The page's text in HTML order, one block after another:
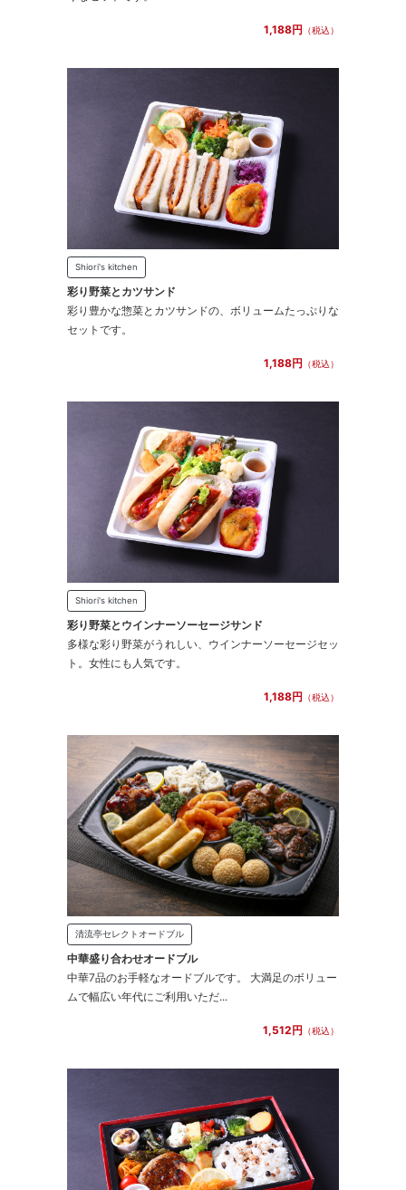
1,188円 （税込）
Shiori's kitchen
彩り野菜とカツサンド
彩り豊かな惣菜とカツサンドの、ボリュームたっぷりな
セットです。
1,188円 （税込）
Shiori's kitchen
彩り野菜とウインナーソーセージサンド
多様な彩り野菜がうれしい、ウインナーソーセージセッ
ト。女性にも人気です。
1,188円 （税込）
清流亭セレクトオードブル
中華盛り合わせオードブル
中華7品のお手軽なオードブルです。 大満足のボリュー
ムで幅広い年代にご利用いただ...
1,512円 （税込）